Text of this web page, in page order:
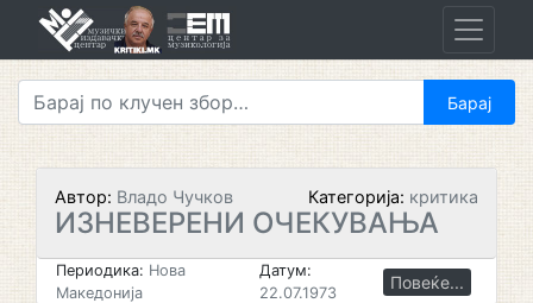
Автор: Владо Чучков Категорија: критика
ИЗНЕВЕРЕНИ ОЧЕКУВАЊА
Периодика: Нова
Македонија
Датум:
22.07.1973
Повеќе...